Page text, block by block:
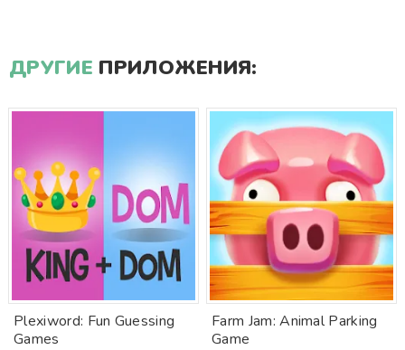
ДРУГИЕ ПРИЛОЖЕНИЯ:
Plexiword: Fun Guessing
Games
Farm Jam: Animal Parking
Game